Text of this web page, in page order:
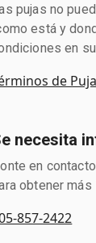
pujas no
está y
en
de
necesita
en
obtener más
857-2422